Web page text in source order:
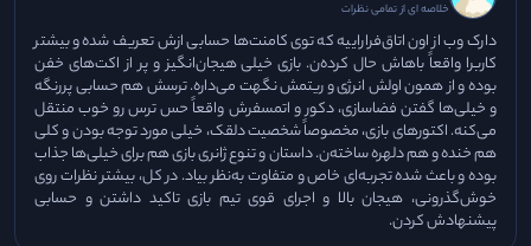
خلاصه ای از تمامی نظرات
دارک وب از اون اتاق‌فراراییه که توی کامنت‌ها حسابی ازش تعریف شده و بیشتر
کاربرا واقعاً باهاش حال کرده‌ن. بازی خیلی هیجان‌انگیز و پر از اکت‌های خفن
بوده و از همون اولش انرژی و ریتمش نگهت می‌داره. ترسش هم حسابی پررنگه
و خیلی‌ها گفتن فضاسازی، دکور و اتمسفرش واقعاً حس ترس رو خوب منتقل
می‌کنه. اکتورهای بازی، مخصوصاً شخصیت دلقک، خیلی مورد توجه بودن و کلی
هم خنده و هم دلهره ساخته‌ن. داستان و تنوع ژانری بازی هم برای خیلی‌ها جذاب
بوده و باعث شده تجربه‌ای خاص و متفاوت به‌نظر بیاد. در کل، بیشتر نظرات روی
خوش‌گذرونی، هیجان بالا و اجرای قوی تیم بازی تاکید داشتن و حسابی
پیشنهادش کردن.